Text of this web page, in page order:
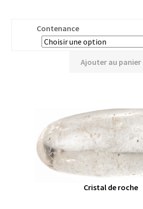
Contenance
Ajouter au panier
Cristal de roche